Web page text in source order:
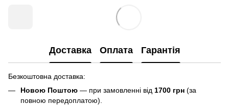
Доставка Оплата Гарантія
Безкоштовна доставка:
Новою Поштою — при замовленні від 1700 грн (за
повною передоплатою).